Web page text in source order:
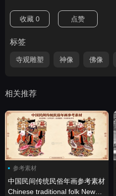
收藏 0 点赞
标签
寺观雕塑 神像 佛像
相关推荐
参考素材
中国民间传统民俗年画参考素材
Chinese traditional folk New